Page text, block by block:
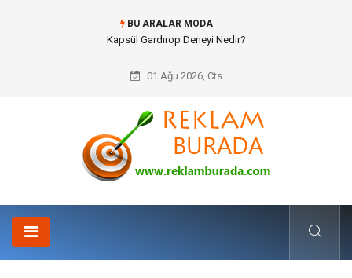
BU ARALAR MODA
Kapsül Gardırop Deneyi Nedir?
01 Ağu 2026, Cts